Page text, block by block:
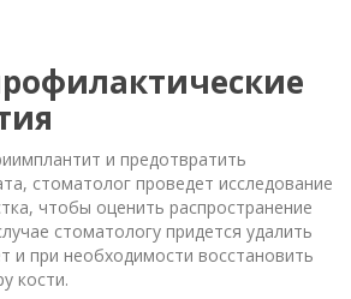
и предотвратить
стоматолог проведет исследование
чтобы оценить распространение
стоматологу придется удалить
и при необходимости восстановить
кости.